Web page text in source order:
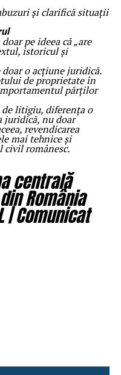
și clarifică situații
pe ideea că „are
istoricul și
o acțiune juridică.
de proprietate în
părților
litigiu, diferența o
juridică, nu doar
revendicarea
mai tehnice și
românesc.
centrală
România
| Comunicat